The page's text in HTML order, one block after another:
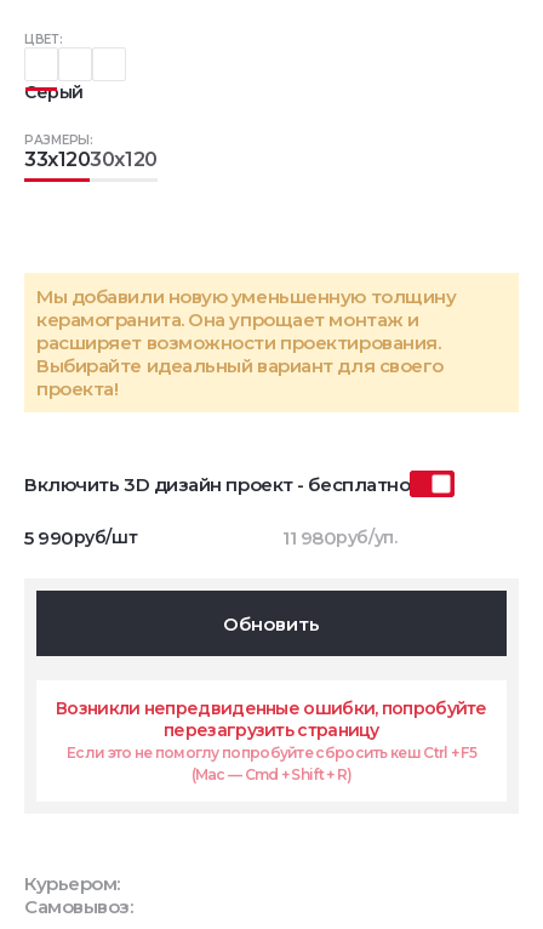
ЦВЕТ:
Серый
РАЗМЕРЫ:
33x12030x120
Мы добавили новую уменьшенную толщину
керамогранита. Она упрощает монтаж и
расширяет возможности проектирования.
Выбирайте идеальный вариант для своего
проекта!
Включить 3D дизайн проект - бесплатно
5 990руб/шт 11 980руб/уп.
Обновить
Возникли непредвиденные ошибки, попробуйте
перезагрузить страницу
Если это не помоглу попробуйте сбросить кеш Ctrl + F5
(Mac — Cmd + Shift + R)
Курьером:
Самовывоз: